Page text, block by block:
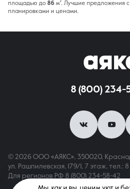
площадью до 86 м². Лучшие предложения
планировками и ценами.
8 (800) 234-
© 2026 ООО «АЯКС», 350020,
ул. Рашпилевская, 179/1, 7 этаж, тел.:
Для регионов РФ 8 (800) 234-58-42